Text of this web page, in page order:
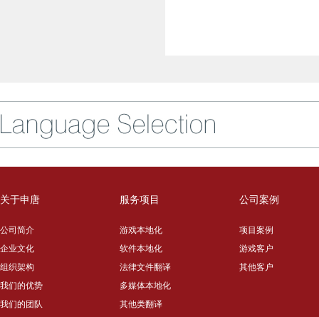
关于申唐
公司简介
企业文化
组织架构
我们的优势
我们的团队
服务项目
游戏本地化
软件本地化
法律文件翻译
多媒体本地化
其他类翻译
公司案例
项目案例
游戏客户
其他客户